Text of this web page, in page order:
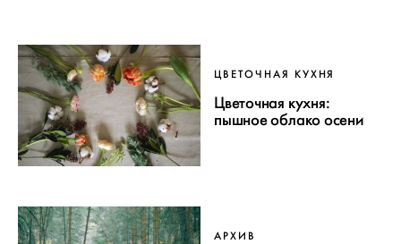
ЦВЕТОЧНАЯ КУХНЯ
Цветочная кухня:
пышное облако осени
АРХИВ